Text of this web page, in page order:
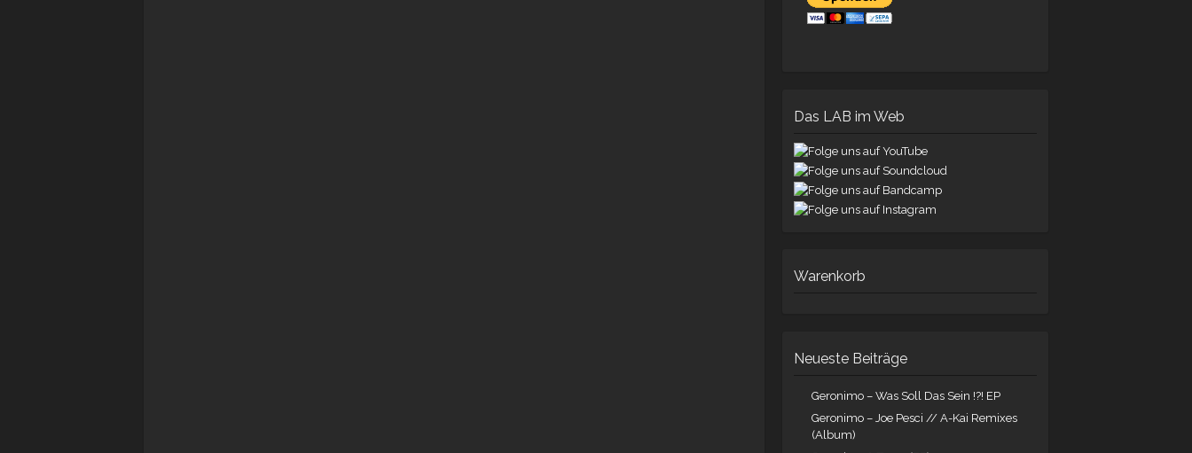
Das LAB im Web
Warenkorb
Neueste Beiträge
Geronimo – Was Soll Das Sein !?! EP
Geronimo – Joe Pesci // A-Kai Remixes
(Album)